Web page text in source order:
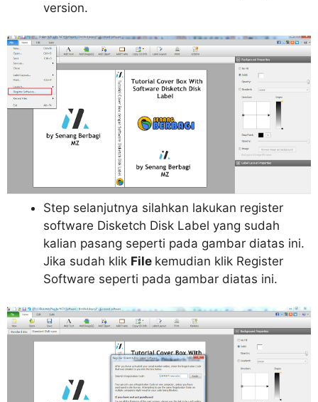
version.
Step selanjutnya silahkan lakukan register
software Disketch Disk Label yang sudah
kalian pasang seperti pada gambar diatas ini.
Jika sudah klik File kemudian klik Register
Software seperti pada gambar diatas ini.